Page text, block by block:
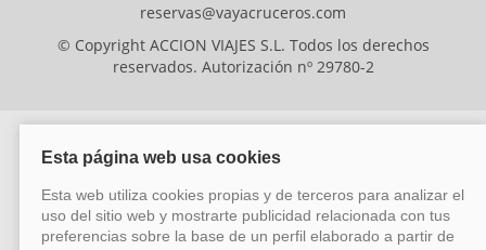
reservas@vayacruceros.com
© Copyright ACCION VIAJES S.L. Todos los derechos
reservados. Autorización nº 29780-2
ACCION VIAJES SL ha sido beneficiaria del Fondo Europeo de Desarrollo